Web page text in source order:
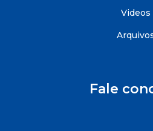
Videos
Fale